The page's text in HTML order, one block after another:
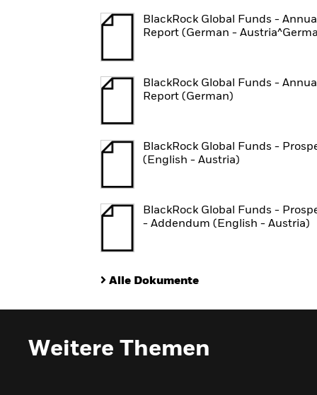
BlackRock Global Funds -
Report (German -
BlackRock Global Funds -
Report (German)
BlackRock Global Funds -
(English - Austria)
BlackRock Global Funds -
- Addendum (English - Austria)
Alle Dokumente
Weitere Themen